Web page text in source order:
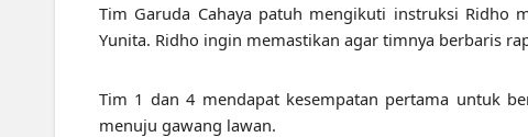
Tim Garuda Cahaya patuh mengikuti instruksi Ridho
Yunita. Ridho ingin memastikan agar timnya berbaris
Tim 1 dan 4 mendapat kesempatan pertama untuk
menuju gawang lawan.